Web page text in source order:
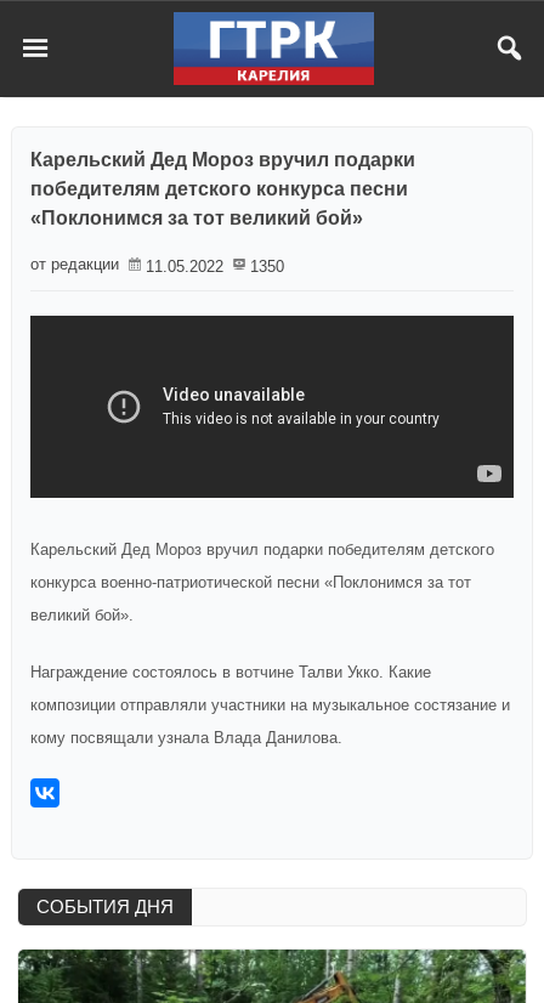
Карельский Дед Мороз вручил подарки
победителям детского конкурса песни
«Поклонимся за тот великий бой»
от редакции 11.05.2022 1350
Карельский Дед Мороз вручил подарки победителям детского
конкурса военно-патриотической песни «Поклонимся за тот
великий бой».
Награждение состоялось в вотчине Талви Укко. Какие
композиции отправляли участники на музыкальное состязание и
кому посвящали узнала Влада Данилова.
СОБЫТИЯ ДНЯ